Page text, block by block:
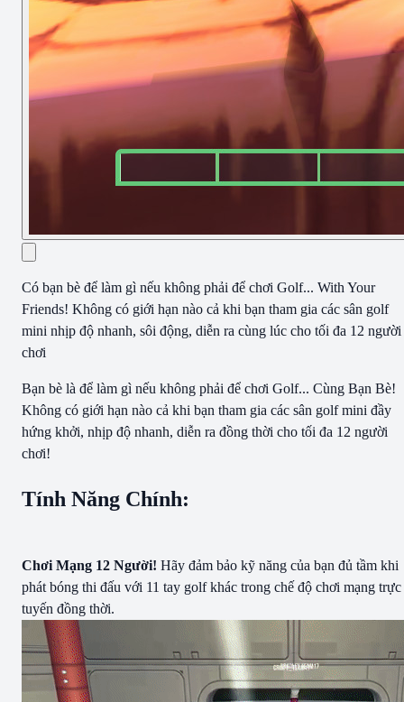
Có bạn bè để làm gì nếu không phải để chơi Golf... With Your
Friends! Không có giới hạn nào cả khi bạn tham gia các sân golf
mini nhịp độ nhanh, sôi động, diễn ra cùng lúc cho tối đa 12 người
chơi
Bạn bè là để làm gì nếu không phải để chơi Golf... Cùng Bạn Bè!
Không có giới hạn nào cả khi bạn tham gia các sân golf mini đầy
hứng khởi, nhịp độ nhanh, diễn ra đồng thời cho tối đa 12 người
chơi!
Tính Năng Chính:
Chơi Mạng 12 Người! Hãy đảm bảo kỹ năng của bạn đủ tầm khi
phát bóng thi đấu với 11 tay golf khác trong chế độ chơi mạng trực
tuyến đồng thời.